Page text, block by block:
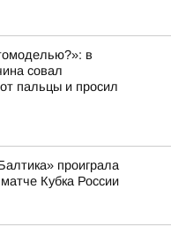
в
совал
пальцы и просил
проиграла
Кубка России